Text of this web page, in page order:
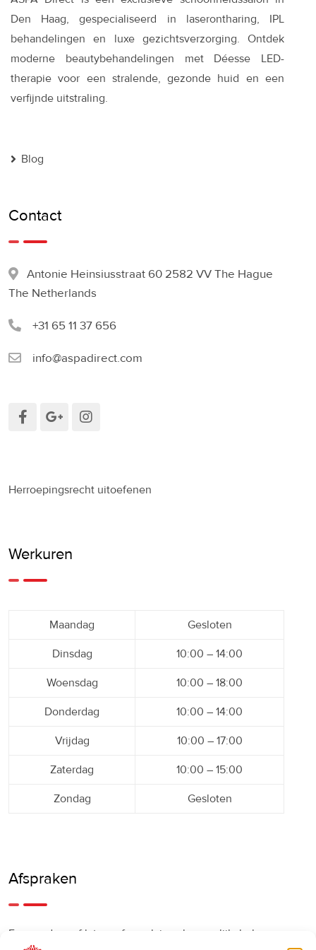
Den Haag, gespecialiseerd in laserontharing, IPL
behandelingen en luxe gezichtsverzorging. Ontdek
moderne beautybehandelingen met Déesse LED-
therapie voor een stralende, gezonde huid en een
verfijnde uitstraling.
Blog
Contact
Antonie Heinsiusstraat 60 2582 VV The Hague
The Netherlands
+31 65 11 37 656
info@aspadirect.com
Herroepingsrecht uitoefenen
Werkuren
Maandag Gesloten
Dinsdag 10:00 – 14:00
Woensdag 10:00 – 18:00
Donderdag 10:00 – 14:00
Vrijdag 10:00 – 17:00
Zaterdag 10:00 – 15:00
Zondag Gesloten
Afspraken
Een eerdere of latere afspraak is ook mogelijk, bel ons